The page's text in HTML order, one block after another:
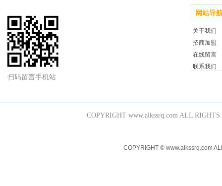
网站导
关于我们
招商加盟
在线留言
联系我们
扫码留言手机站
COPYRIGHT www.alkssrq.com ALL
COPYRIGHT © www.alkssrq.com